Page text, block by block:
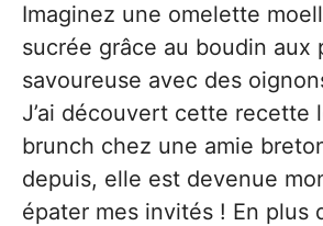
Imaginez une omelette
sucrée grâce au boudin aux
savoureuse avec des
J’ai découvert cette recette
brunch chez une amie
depuis, elle est devenue
épater mes invités ! En plus